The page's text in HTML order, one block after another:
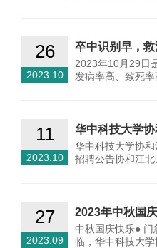
26
2023.10
卒中识别早，
2023年10月29日
发病率高、致死
11
2023.10
华中科技大学
华中科技大学协
招聘公告协和江北
27
2023.09
2023年中秋国
中秋国庆快乐● 门
临，华中科技大